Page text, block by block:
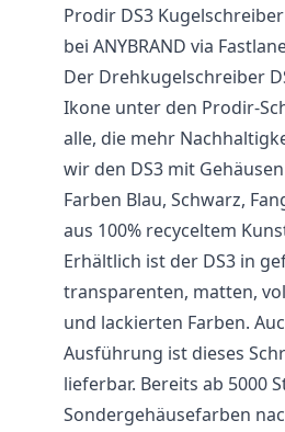
Prodir DS3
bei ANYBRAND via
Der Drehkugelschreiber
Ikone unter den Prodir-
alle, die mehr
wir den DS3 mit
Farben Blau, Schwarz,
aus 100% recyceltem
Erhältlich ist der DS3 in
transparenten, matten,
und lackierten Farben.
Ausführung ist dieses
lieferbar. Bereits ab 5000
Sondergehäusefarben